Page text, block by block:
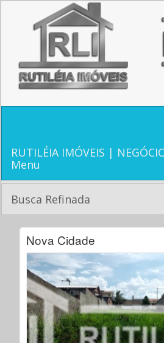
RUTILÉIA IMÓVEIS |
Menu
Busca Refinada
Nova Cidade